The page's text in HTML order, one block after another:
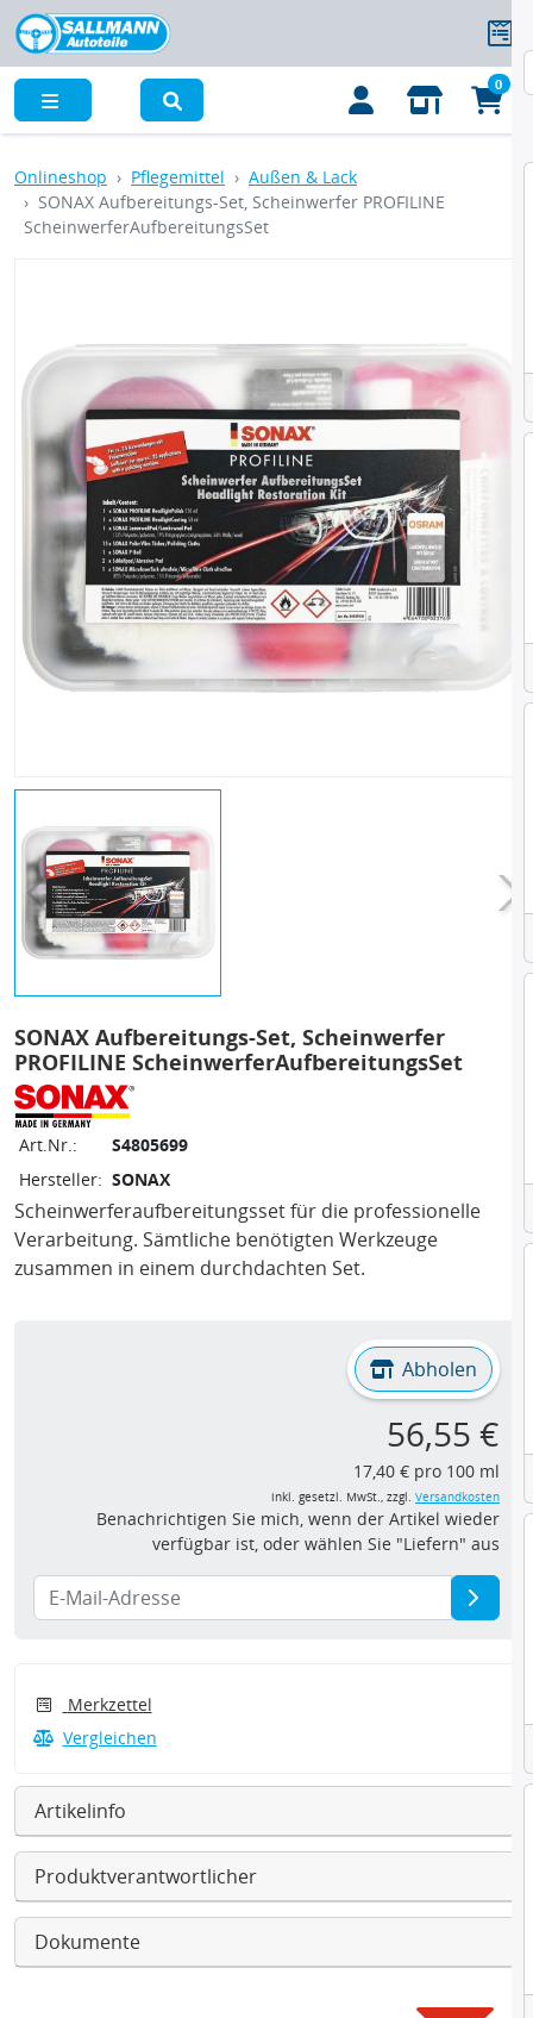
0
Onlineshop Pflegemittel
Außen & Lack
SONAX Aufbereitungs-Set, Scheinwerfer PROFILINE
ScheinwerferAufbereitungsSet
SONAX Aufbereitungs-Set, Scheinwerfer
PROFILINE ScheinwerferAufbereitungsSet
Art.Nr.:
S4805699
Hersteller: SONAX
Scheinwerferaufbereitungsset für die professionelle
Verarbeitung. Sämtliche benötigten Werkzeuge
zusammen in einem durchdachten Set.
Abholen
56,55 €
17,40 € pro 100 ml
inkl. gesetzl. MwSt., zzgl. Versandkosten
Benachrichtigen Sie mich, wenn der Artikel wieder
verfügbar ist, oder wählen Sie "Liefern" aus
Merkzettel
Vergleichen
Artikelinfo
Produktverantwortlicher
Dokumente